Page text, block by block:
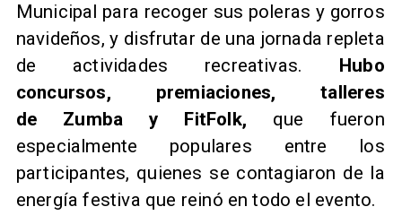
Municipal para recoger sus poleras y gorros
navideños, y disfrutar de una jornada repleta
de actividades recreativas. Hubo
concursos, premiaciones, talleres
de Zumba y FitFolk, que fueron
especialmente populares entre los
participantes, quienes se contagiaron de la
energía festiva que reinó en todo el evento.